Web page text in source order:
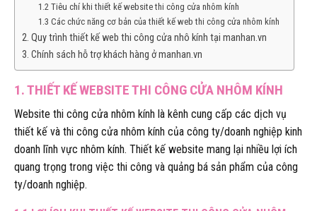
1.2 Tiêu chí khi thiết kế website thi công cửa nhôm kính
1.3 Các chức năng cơ bản của thiết kế web thi công cửa nhôm kính
2. Quy trình thiết kế web thi công cửa nhô kính tại manhan.vn
3. Chính sách hỗ trợ khách hàng ở manhan.vn
1. THIẾT KẾ WEBSITE THI CÔNG CỬA NHÔM KÍNH
Website thi công cửa nhôm kính là kênh cung cấp các dịch vụ
thiết kế và thi công cửa nhôm kính của công ty/doanh nghiệp kinh
doanh lĩnh vực nhôm kính. Thiết kế website mang lại nhiều lợi ích
quang trọng trong việc thi công và quảng bá sản phẩm của công
ty/doanh nghiệp.